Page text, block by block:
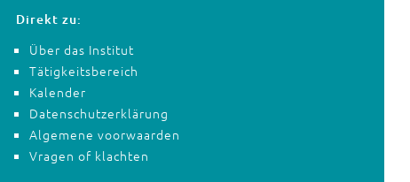
Direkt zu:
Über das Institut
Tätigkeitsbereich
Kalender
Datenschutzerklärung
Algemene voorwaarden
Vragen of klachten